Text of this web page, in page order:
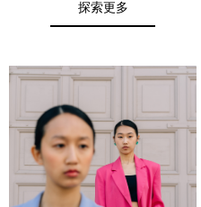
探索更多